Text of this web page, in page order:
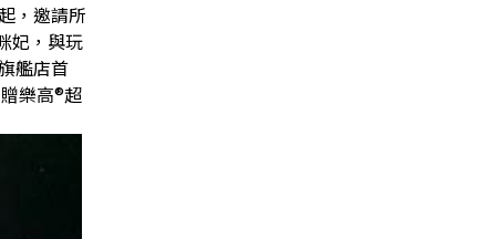
，邀請所
妃，與玩
艦店首
樂高®超